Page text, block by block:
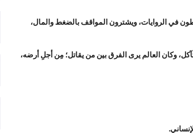
في الروايات، ويشترون المواقف بالضغط والمال،
وكان العالم يرى الفرق بين من يقاتل؛ مِن أجلِ أرضه،